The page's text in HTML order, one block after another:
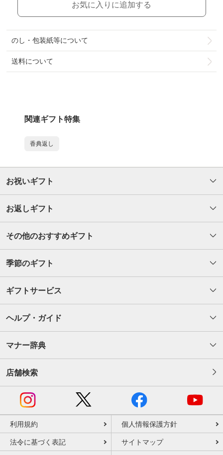
お気に入りに追加する
のし・包装紙等について
送料について
関連ギフト特集
香典返し
お祝いギフト
お返しギフト
その他のおすすめギフト
季節のギフト
ギフトサービス
ヘルプ・ガイド
マナー辞典
店舗検索
利用規約 個人情報保護方針
法令に基づく表記 サイトマップ